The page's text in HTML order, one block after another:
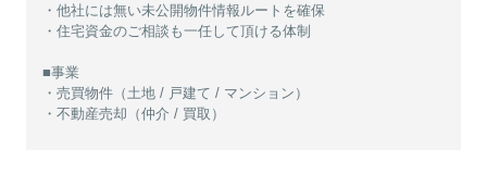
・他社には無い未公開物件情報ルートを確保
・住宅資金のご相談も一任して頂ける体制
■事業
・売買物件（土地 / 戸建て / マンション）
・不動産売却（仲介 / 買取）